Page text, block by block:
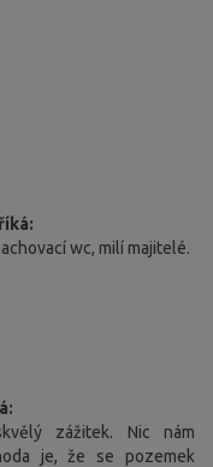
říká:
wc, milí majitelé.
zážitek. Nic nám
je, že se pozemek